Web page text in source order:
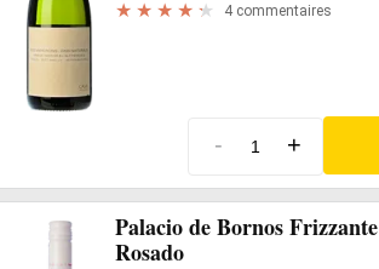
4 commentaires
- +
Palacio de Bornos Frizzante
Rosado